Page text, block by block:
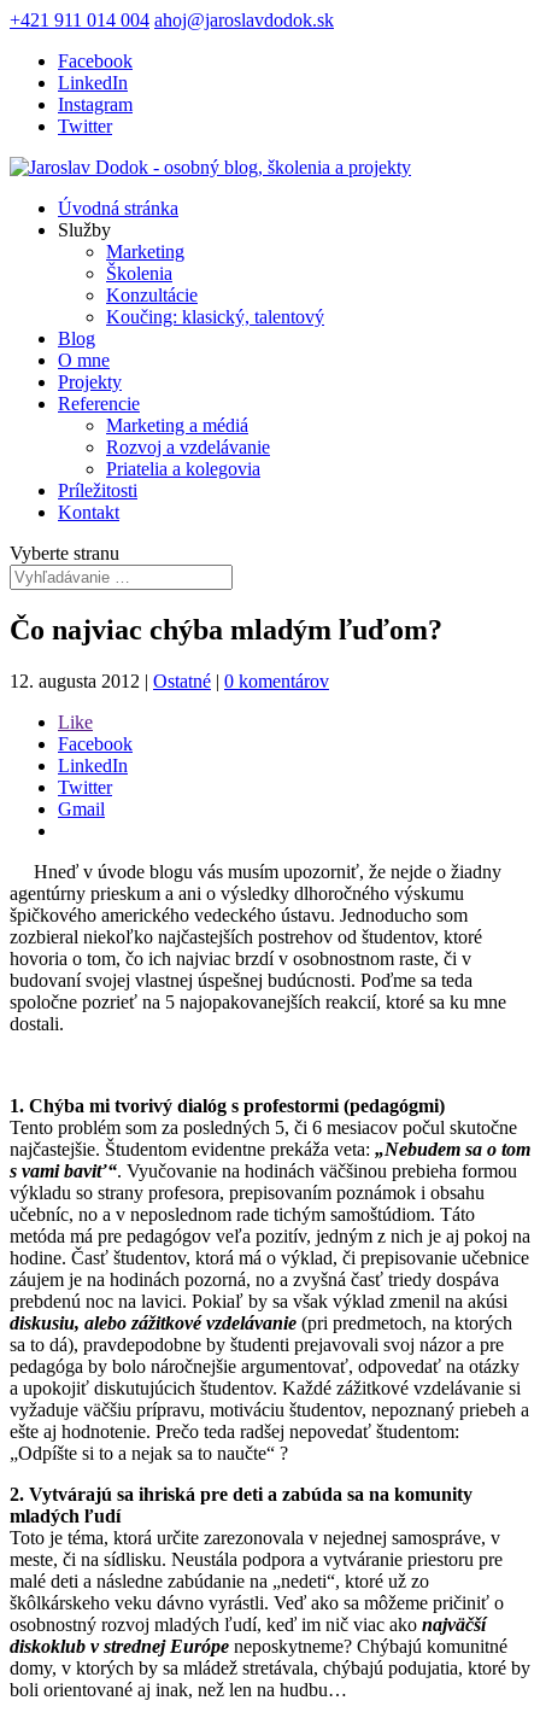
+421 911 014 004 ahoj@jaroslavdodok.sk
Facebook
LinkedIn
Instagram
Twitter
Úvodná stránka
Služby
Marketing
Školenia
Konzultácie
Koučing: klasický, talentový
Blog
O mne
Projekty
Referencie
Marketing a médiá
Rozvoj a vzdelávanie
Priatelia a kolegovia
Príležitosti
Kontakt
Vyberte stranu
Čo najviac chýba mladým ľuďom?
12. augusta 2012 | Ostatné | 0 komentárov
Like
Facebook
LinkedIn
Twitter
Gmail
Hneď v úvode blogu vás musím upozorniť, že nejde o žiadny
agentúrny prieskum a ani o výsledky dlhoročného výskumu
špičkového amerického vedeckého ústavu. Jednoducho som
zozbieral niekoľko najčastejších postrehov od študentov, ktoré
hovoria o tom, čo ich najviac brzdí v osobnostnom raste, či v
budovaní svojej vlastnej úspešnej budúcnosti. Poďme sa teda
spoločne pozrieť na 5 najopakovanejších reakcií, ktoré sa ku mne
dostali.
1. Chýba mi tvorivý dialóg s profestormi (pedagógmi)
Tento problém som za posledných 5, či 6 mesiacov počul skutočne
najčastejšie. Študentom evidentne prekáža veta: „Nebudem sa o tom
s vami baviť“. Vyučovanie na hodinách väčšinou prebieha formou
výkladu so strany profesora, prepisovaním poznámok i obsahu
učebníc, no a v neposlednom rade tichým samoštúdiom. Táto
metóda má pre pedagógov veľa pozitív, jedným z nich je aj pokoj na
hodine. Časť študentov, ktorá má o výklad, či prepisovanie učebnice
záujem je na hodinách pozorná, no a zvyšná časť triedy dospáva
prebdenú noc na lavici. Pokiaľ by sa však výklad zmenil na akúsi
diskusiu, alebo zážitkové vzdelávanie (pri predmetoch, na ktorých
sa to dá), pravdepodobne by študenti prejavovali svoj názor a pre
pedagóga by bolo náročnejšie argumentovať, odpovedať na otázky
a upokojiť diskutujúcich študentov. Každé zážitkové vzdelávanie si
vyžaduje väčšiu prípravu, motiváciu študentov, nepoznaný priebeh a
ešte aj hodnotenie. Prečo teda radšej nepovedať študentom:
„Odpíšte si to a nejak sa to naučte“ ?
2. Vytvárajú sa ihriská pre deti a zabúda sa na komunity
mladých ľudí
Toto je téma, ktorá určite zarezonovala v nejednej samospráve, v
meste, či na sídlisku. Neustála podpora a vytváranie priestoru pre
malé deti a následne zabúdanie na „nedeti“, ktoré už zo
škôlkárskeho veku dávno vyrástli. Veď ako sa môžeme pričiniť o
osobnostný rozvoj mladých ľudí, keď im nič viac ako najväčší
diskoklub v strednej Európe neposkytneme? Chýbajú komunitné
domy, v ktorých by sa mládež stretávala, chýbajú podujatia, ktoré by
boli orientované aj inak, než len na hudbu…